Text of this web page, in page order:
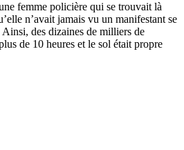
femme policière qui se trouvait là
n’avait jamais vu un manifestant se
des dizaines de milliers de
de 10 heures et le sol était propre